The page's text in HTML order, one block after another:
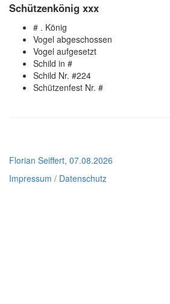
Schützenkönig xxx
# . König
Vogel abgeschossen
Vogel aufgesetzt
Schild in #
Schild Nr. #224
Schützenfest Nr. #
Florian Seiffert, 07.08.2026
Impressum / Datenschutz